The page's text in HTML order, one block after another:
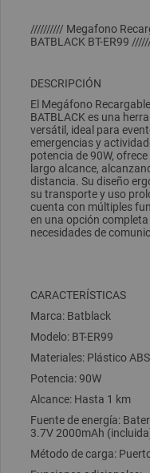
////////// Megafono
BATBLACK BT-ER99
DESCRIPCIÓN
El Megáfono
BATBLACK es una
versátil, ideal para
emergencias y
potencia de 90W,
largo alcance,
distancia. Su diseño
su transporte y uso
cuenta con múltiples
en una opción
necesidades de
CARACTERÍSTICAS
Marca: Batblack
Modelo: BT-ER99
Materiales: Plástico ABS
Potencia: 90W
Alcance: Hasta 1 km
Fuente de energía:
3.7V 2000mAh
Método de carga: